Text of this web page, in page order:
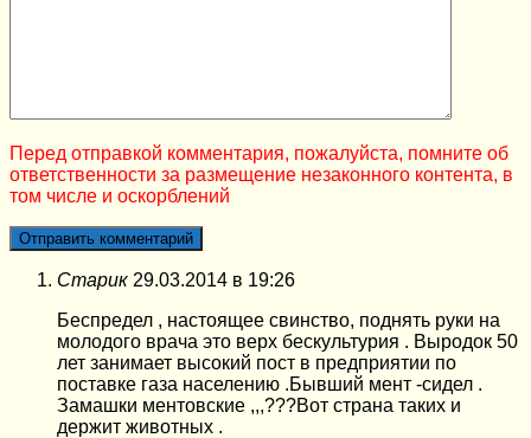
Перед отправкой комментария, пожалуйста, помните об
ответственности за размещение незаконного контента, в
том числе и оскорблений
Старик 29.03.2014 в 19:26
Беспредел , настоящее свинство, поднять руки на
молодого врача это верх бескультурия . Выродок 50
лет занимает высокий пост в предприятии по
поставке газа населению .Бывший мент -сидел .
Замашки ментовские ,,,???Вот страна таких и
держит животных .